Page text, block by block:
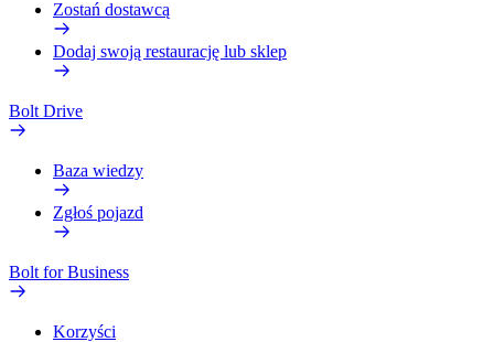
Zostań dostawcą
Dodaj swoją restaurację lub sklep
Bolt Drive
Baza wiedzy
Zgłoś pojazd
Bolt for Business
Korzyści